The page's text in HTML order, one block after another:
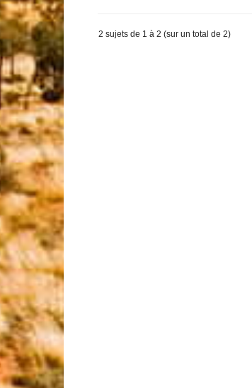
2 sujets de 1 à 2 (sur un total de 2)